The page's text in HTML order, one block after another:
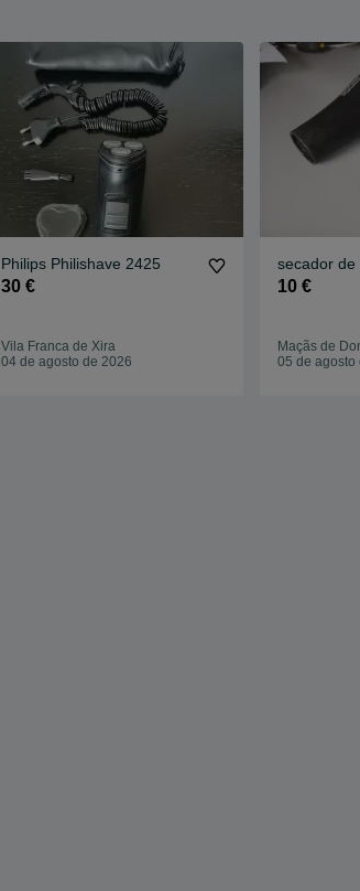
Philips Philishave 2425
30 €
Vila Franca de Xira
04 de agosto de 2026
secador de
10 €
Maçãs de
05 de agosto